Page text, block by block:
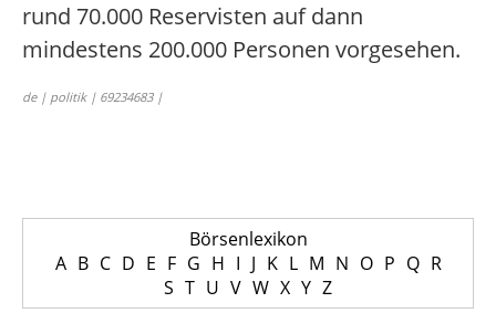
rund 70.000 Reservisten auf dann
mindestens 200.000 Personen vorgesehen.
de | politik | 69234683 |
Börsenlexikon
A B C D E F G H I J K L M N O P Q R
S T U V W X Y Z